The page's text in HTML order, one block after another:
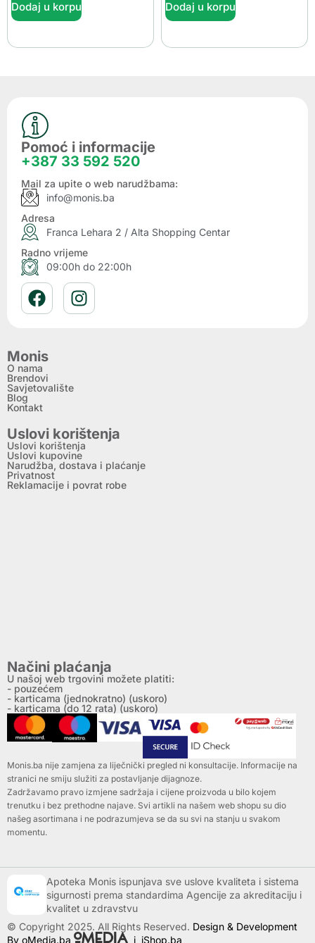
Dodaj u korpu Dodaj u korpu
Pomoć i informacije
+387 33 592 520
Mail za upite o web narudžbama:
info@monis.ba
Adresa
Franca Lehara 2 / Alta Shopping Centar
Radno vrijeme
09:00h do 22:00h
Monis
O nama
Brendovi
Savjetovalište
Blog
Kontakt
Uslovi korištenja
Uslovi korištenja
Uslovi kupovine
Narudžba, dostava i plaćanje
Privatnost
Reklamacije i povrat robe
Načini plaćanja
U našoj web trgovini možete platiti:
- pouzećem
- karticama (jednokratno) (uskoro)
- karticama (do 12 rata) (uskoro)
Monis.ba nije zamjena za liječnički pregled ni konsultacije. Informacije na
stranici ne smiju služiti za postavljanje dijagnoze.
Zadržavamo pravo izmjene sadržaja i cijene proizvoda u bilo kojem
trenutku i bez prethodne najave. Svi artikli na našem web shopu su dio
našeg asortimana i ne podrazumjeva se da su svi na stanju u svakom
momentu.
Apoteka Monis ispunjava sve uslove kvaliteta i sistema
sigurnosti prema standardima Agencije za akreditaciju i
kvalitet u zdravstvu
© Copyright 2025. All Rights Reserved. Design & Development
By oMedia.ba
i iShop.ba